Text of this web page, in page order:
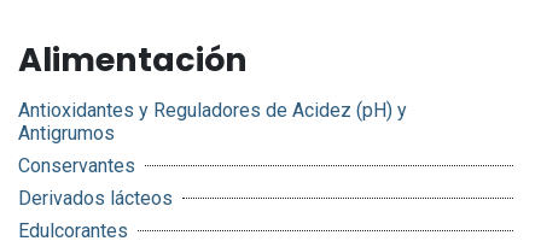
Alimentación
Antioxidantes y Reguladores de Acidez (pH) y
Antigrumos
Conservantes
Derivados lácteos
Edulcorantes